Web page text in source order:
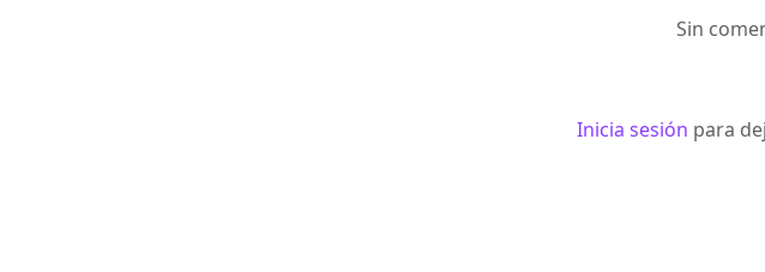
Sin
Inicia sesión para